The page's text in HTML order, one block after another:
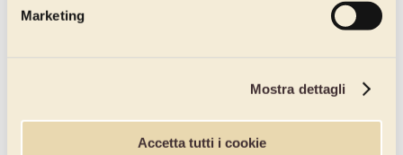
Marketing
Mostra dettagli
Accetta tutti i cookie
Flavour Enhancer